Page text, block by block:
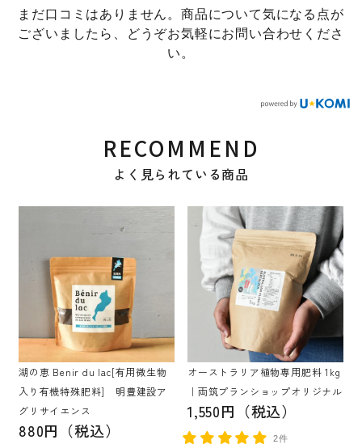
まだ口コミはありません。商品について気になる点が
ございましたら、どうぞお気軽にお問い合わせくださ
い。
RECOMMEND
よく見られている商品
湖の恵 Benir du lac[有用微生物
入り有機特殊肥料] 明豊建設ア
グリサイエンス
880円（税込）
オーストラリア植物専用肥料 1kg
｜両筑プランショップオリジナル
1,550円（税込）
2件